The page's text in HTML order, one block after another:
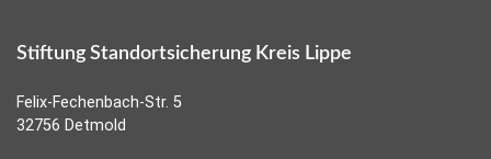
Stiftung Standortsicherung Kreis Lippe
Felix-Fechenbach-Str. 5
32756 Detmold